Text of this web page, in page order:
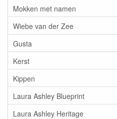
Mokken met namen
Wiebe van der Zee
Gusta
Kerst
Kippen
Laura Ashley Blueprint
Laura Ashley Heritage